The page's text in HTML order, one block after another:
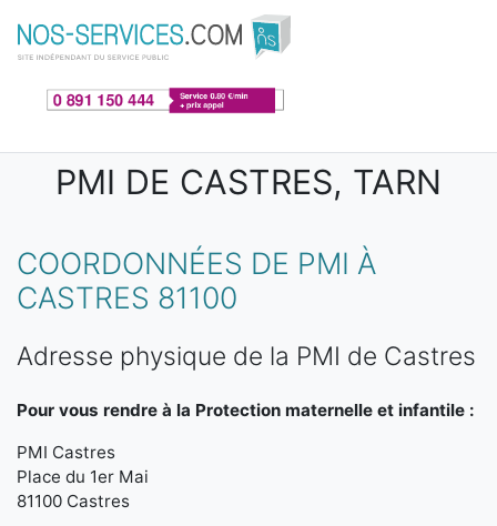
Aller au contenu principal
PMI DE CASTRES, TARN
COORDONNÉES DE PMI À
CASTRES 81100
Adresse physique de la PMI de Castres
Pour vous rendre à la Protection maternelle et infantile :
PMI Castres
Place du 1er Mai
81100 Castres